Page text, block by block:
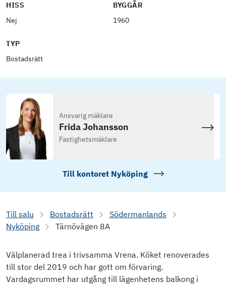
HISS
Nej
BYGGÅR
1960
TYP
Bostadsrätt
Ansvarig mäklare
Frida Johansson
Fastighetsmäklare
Till kontoret Nyköping
Till salu Bostadsrätt
Södermanlands
Nyköping
Tärnövägen 8A
Välplanerad trea i trivsamma Vrena. Köket renoverades
till stor del 2019 och har gott om förvaring.
Vardagsrummet har utgång till lägenhetens balkong i